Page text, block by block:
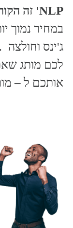
NLP' זה הקורס הכי משתלם בישראל!
במחיר נמוך
ג'ינס
לכם מותג
אותכם ל –